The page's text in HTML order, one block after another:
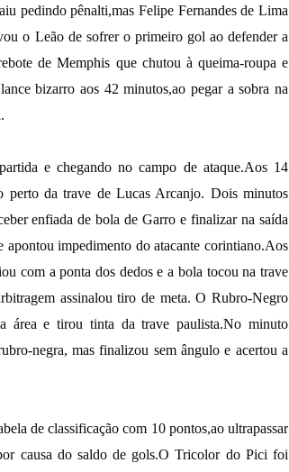
pedindo pênalti,mas Felipe Fernandes de Lima
o Leão de sofrer o primeiro gol ao defender a
de Memphis que chutou à queima-roupa e
bizarro aos 42 minutos,ao pegar a sobra na
e chegando no campo de ataque.Aos 14
perto da trave de Lucas Arcanjo. Dois minutos
enfiada de bola de Garro e finalizar na saída
impedimento do atacante corintiano.Aos
com a ponta dos dedos e a bola tocou na trave
assinalou tiro de meta. O Rubro-Negro
área e tirou tinta da trave paulista.No minuto
negra, mas finalizou sem ângulo e acertou a
de classificação com 10 pontos,ao ultrapassar
causa do saldo de gols.O Tricolor do Pici foi